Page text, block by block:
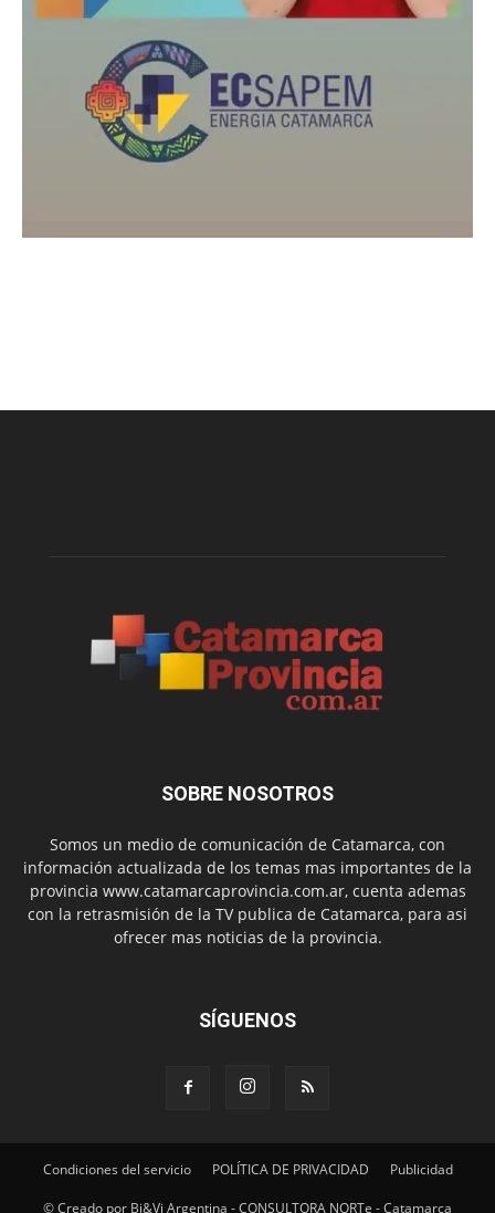
SOBRE NOSOTROS
Somos un medio de comunicación de Catamarca, con
información actualizada de los temas mas importantes de la
provincia www.catamarcaprovincia.com.ar, cuenta ademas
con la retrasmisión de la TV publica de Catamarca, para asi
ofrecer mas noticias de la provincia.
SÍGUENOS
Condiciones del servicio POLÍTICA DE PRIVACIDAD Publicidad
© Creado por Bi&Vi Argentina - CONSULTORA NORTe - Catamarca